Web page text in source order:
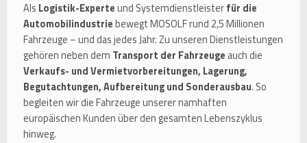
Als Logistik-Experteund Systemdienstleisterfür die
Automobilindustriebewegt MOSOLF rund 2,5 Millionen
Fahrzeuge – und das jedes Jahr. Zu unseren Dienstleistungen
gehören neben dem Transport der Fahrzeuge auch die
Verkaufs- und Vermietvorbereitungen, Lagerung,
Begutachtungen, Aufbereitung und Sonderausbau. So
begleiten wir die Fahrzeuge unserer namhaften
europäischen Kunden über den gesamten Lebenszyklus
hinweg.